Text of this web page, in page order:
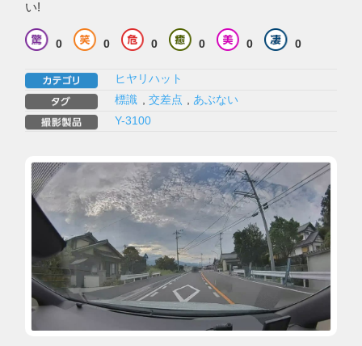
い!
0 0 0 0 0 0
ヒヤリハット
標識
交差点
あぶない
Y-3100